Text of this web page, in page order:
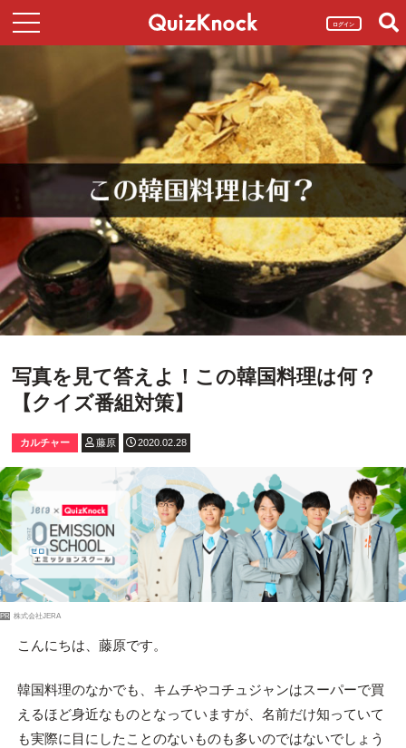
ログイン
写真を見て答えよ！この韓国料理は何？
【クイズ番組対策】
カルチャー 藤原 2020.02.28
PR 株式会社JERA
こんにちは、藤原です。
韓国料理のなかでも、キムチやコチュジャンはスーパーで買
えるほど身近なものとなっていますが、名前だけ知っていて
も実際に目にしたことのないものも多いのではないでしょう